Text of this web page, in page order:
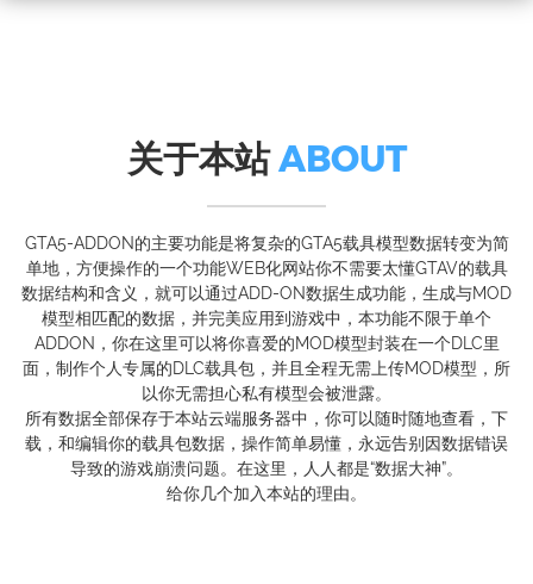
关于本站ABOUT
GTA5-ADDON的主要功能是将复杂的GTA5载具模型数据转变为简
单地，方便操作的一个功能WEB化网站你不需要太懂GTAV的载具
数据结构和含义，就可以通过ADD-ON数据生成功能，生成与MOD
模型相匹配的数据，并完美应用到游戏中，本功能不限于单个
ADDON，你在这里可以将你喜爱的MOD模型封装在一个DLC里
面，制作个人专属的DLC载具包，并且全程无需上传MOD模型，所
以你无需担心私有模型会被泄露。
所有数据全部保存于本站云端服务器中，你可以随时随地查看，下
载，和编辑你的载具包数据，操作简单易懂，永远告别因数据错误
导致的游戏崩溃问题。在这里，人人都是“数据大神”。
给你几个加入本站的理由。